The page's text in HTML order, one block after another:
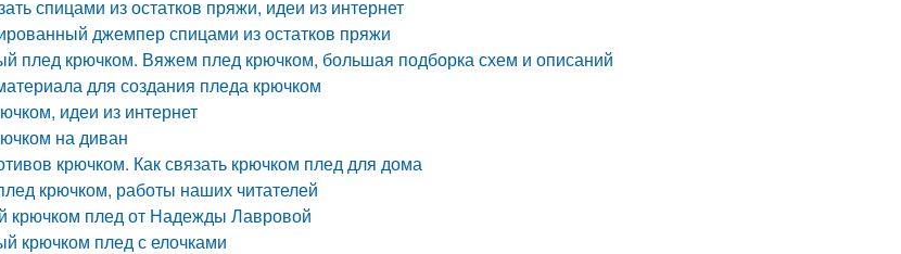
спицами из остатков пряжи, идеи из интернет
джемпер спицами из остатков пряжи
плед крючком. Вяжем плед крючком, большая подборка схем и описаний
для создания пледа крючком
идеи из интернет
на диван
крючком. Как связать крючком плед для дома
крючком, работы наших читателей
крючком плед от Надежды Лавровой
крючком плед с елочками